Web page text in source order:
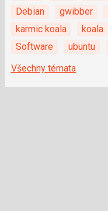
Debian
gwibber
karmic koala
koala
Software
ubuntu
Všechny témata